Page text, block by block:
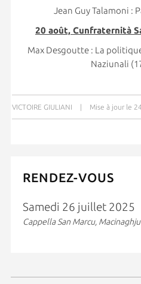
Jean Guy Talamoni :
20 août, Cunfraternità
Max Desgoutte : La
Naziunali
VICTOIRE GIULIANI | Mise à jour le
RENDEZ-VOUS
Samedi 26 juillet 2025
Cappella San Marcu, Macinaghju